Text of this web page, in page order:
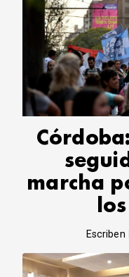
marcha
Escriben